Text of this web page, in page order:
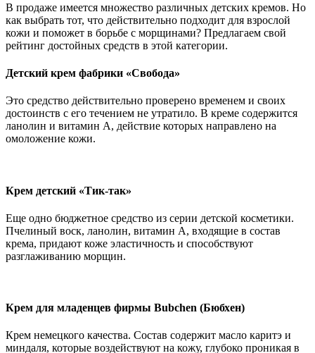
В продаже имеется множество различных детских кремов. Но
как выбрать тот, что действительно подходит для взрослой
кожи и поможет в борьбе с морщинами? Предлагаем свой
рейтинг достойных средств в этой категории.
Детский крем фабрики «Свобода»
Это средство действительно проверено временем и своих
достоинств с его течением не утратило. В креме содержится
ланолин и витамин А, действие которых направлено на
омоложение кожи.
Крем детский «Тик-так»
Еще одно бюджетное средство из серии детской косметики.
Пчелиный воск, ланолин, витамин А, входящие в состав
крема, придают коже эластичность и способствуют
разглаживанию морщин.
Крем для младенцев фирмы Bubchen (Бюбхен)
Крем немецкого качества. Состав содержит масло каритэ и
миндаля, которые воздействуют на кожу, глубоко проникая в